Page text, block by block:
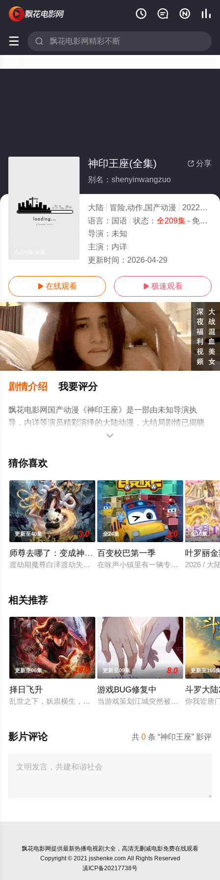
   
 
 分享
神印王座(全集)
别名：shenyinwangzuo
大陆 冒险,动作,国产动漫 2022
3.0
语言： 国语 状态： 全209集- 免费在线播放
导演： 未知
主演： 内详
更新时间： 2026-04-29
 在线观看  极速观看
剧情介绍 我要评分
飘花电影网国产动漫《神印王座》是一部由未知导演执
导，内详等演员精彩演绎的大陆动漫，大结局剧情已揭晓
（全209集），手机免费观看高清未删减完整版动漫全集就
剧情网等平台了解。

猜你喜欢
更新至40集 3.0
师尊去哪了：变成神兽被五个徒儿rua秃
渡劫期魔尊白泽渡劫失败，竟重生为青云宗一只毫无灵力的熊
全24集 3.0
百变校巴第一季
在咏声小镇里有一辆专属于阳光森林
全10集
叶罗丽
2026 / 大
相关推荐
更新至06集 10.0
择日飞升
乱世之下，妖祟横生，奸佞当道。又值幽界入侵，人、幽两界
更新至09集 8.0
游戏BUG修复中
当游戏策划江城突然被拉进自己精心
更新至165
斗罗大
你我皆唐
共0 条 “神印王座” 影评
影片评论
飘花电影网提供最新热播电视剧大全，高清无删减电影免费在线观看
Copyright © 2021 jsshenke.com All Rights Reserved
滇ICP备20217738号